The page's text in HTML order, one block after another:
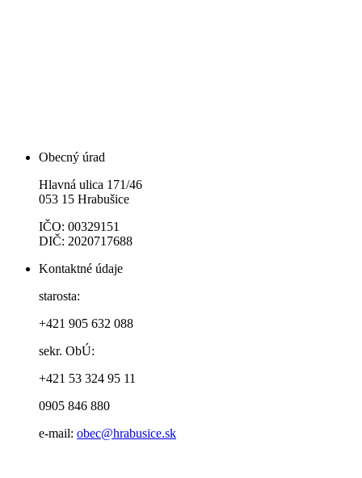
Obecný úrad
Hlavná ulica 171/46
053 15 Hrabušice
IČO: 00329151
DIČ: 2020717688
Kontaktné údaje
starosta:
+421 905 632 088
sekr. ObÚ:
+421 53 324 95 11
0905 846 880
e-mail: obec@hrabusice.sk